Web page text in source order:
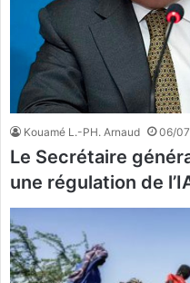
Kouamé L.-PH. Arnaud 06/
Le Secrétaire
une régulation de